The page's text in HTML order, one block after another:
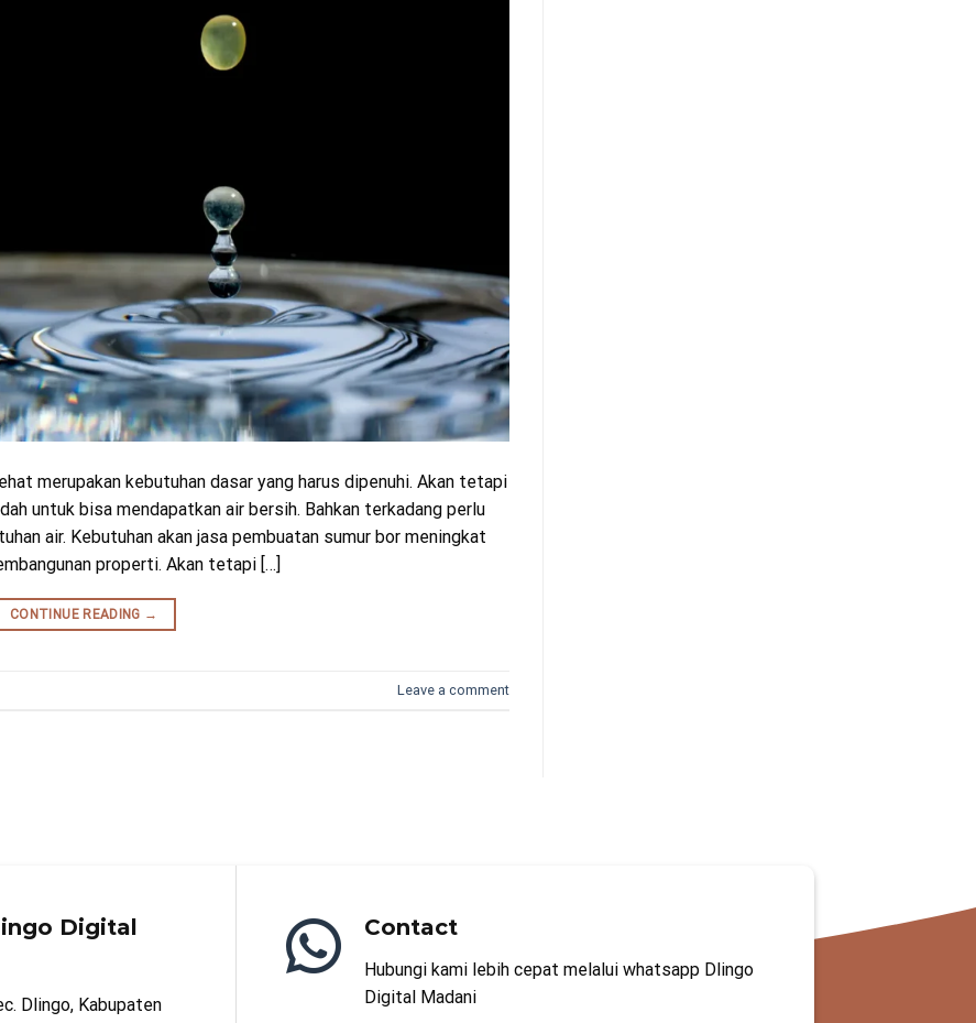
merupakan kebutuhan dasar yang harus dipenuhi. Akan tetapi
untuk bisa mendapatkan air bersih. Bahkan terkadang perlu
air. Kebutuhan akan jasa pembuatan sumur bor meningkat
properti. Akan tetapi […]
CONTINUE READING →
Leave a comment
Digital
Dlingo, Kabupaten
Contact
Hubungi kami lebih cepat melalui whatsapp Dlingo
Digital Madani